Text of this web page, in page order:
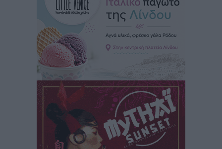
Αυτοκίνητο μπήκε παράνομα σε μονόδρομο στο
Μαστιχάρι – Αναποδογύρισε όχημα με μητέρα και
5χρονο παιδί
Τοπικές Ειδήσεις• πριν 13 ώρες
“Η Ευρώπη αντιμετώπιζε το προσφυγικό σαν ταινία
τρόμου” – Η συγκλονιστική μαρτυρία της Χαρούλας
Γιασιράνη στον RV για τα γεγονότα που οδήγησαν στο
Σύμφωνο της Λέρου
Τοπικές Ειδήσεις • πριν 13 ώρες
Συναυλία με τον Γιάννη Κότσιρα στις 21 Αυγούστου